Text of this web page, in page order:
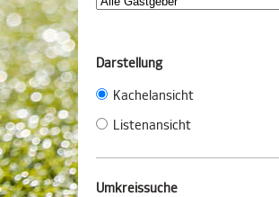
Darstellung
Kachelansicht
Listenansicht
Umkreissuche